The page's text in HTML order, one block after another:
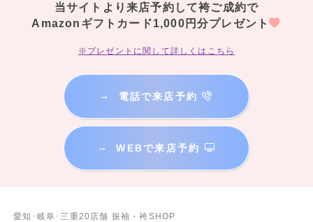
当サイトより来店予約して袴ご成約で
Amazonギフトカード1,000円分プレゼント
※プレゼントに関して詳しくはこちら
→ 電話で来店予約
→ WEBで来店予約
愛知･岐阜･三重20店舗 振袖・袴SHOP